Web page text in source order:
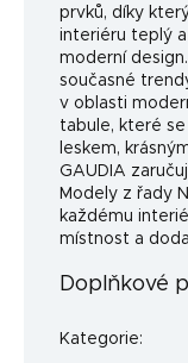
prvků, díky
interiéru teplý
moderní
současné
v oblasti
tabule, které
leskem,
GAUDIA
Modely z řady
každému
místnost a
Doplňkové
Kategorie: